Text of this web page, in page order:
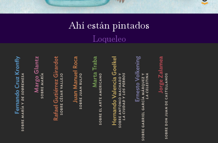
Ahí están pintados
Loqueleo